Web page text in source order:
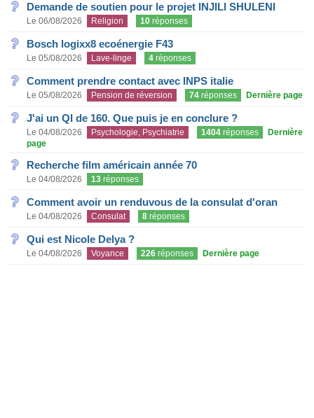
Demande de soutien pour le projet INJILI SHULENI
Le 06/08/2026 Religion 10 réponses
Bosch logixx8 ecoénergie F43
Le 05/08/2026 Lave-linge 4 réponses
Comment prendre contact avec INPS italie
Le 05/08/2026 Pension de réversion 74 réponses Dernière page
J'ai un QI de 160. Que puis je en conclure ?
Le 04/08/2026 Psychologie, Psychiatrie 1404 réponses
Dernière
page
Recherche film américain année 70
Le 04/08/2026 13 réponses
Comment avoir un renduvous de la consulat d'oran
Le 04/08/2026 Consulat 8 réponses
Qui est Nicole Delya ?
Le 04/08/2026 Voyance 226 réponses Dernière page